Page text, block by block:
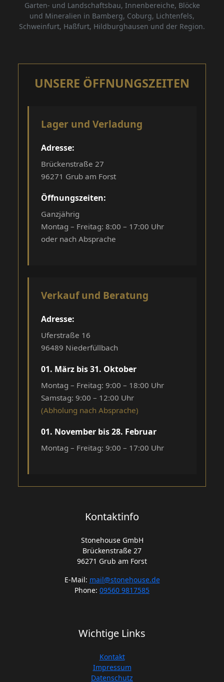
Garten- und Landschaftsbau, Innenbereiche, Blöcke
und Mineralien in Bamberg, Coburg, Lichtenfels,
Schweinfurt, Haßfurt, Hildburghausen und der Region.
UNSERE ÖFFNUNGSZEITEN
Lager und Verladung
Adresse:
Brückenstraße 27
96271 Grub am Forst
Öffnungszeiten:
Ganzjährig
Montag – Freitag: 8:00 – 17:00 Uhr
oder nach Absprache
Verkauf und Beratung
Adresse:
Uferstraße 16
96489 Niederfüllbach
01. März bis 31. Oktober
Montag – Freitag: 9:00 – 18:00 Uhr
Samstag: 9:00 – 12:00 Uhr
(Abholung nach Absprache)
01. November bis 28. Februar
Montag – Freitag: 9:00 – 17:00 Uhr
Kontaktinfo
Stonehouse GmbH
Brückenstraße 27
96271 Grub am Forst
E-Mail: mail@stonehouse.de
Phone: 09560 9817585
Wichtige Links
Kontakt
Impressum
Datenschutz